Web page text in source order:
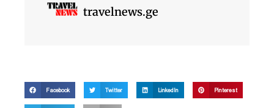
travelnews.ge
Facebook Twitter LinkedIn Pinterest